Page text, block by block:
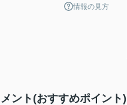
情報の見方
ント(おすすめポイント)